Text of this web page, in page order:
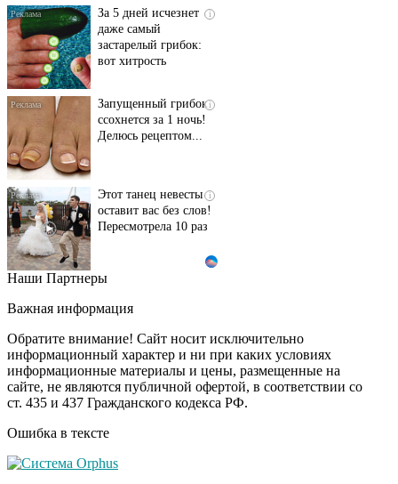
i
За 5 дней исчезнет
даже самый
застарелый грибок:
вот хитрость
i
Запущенный грибок
ссохнется за 1 ночь!
Делюсь рецептом...
i
Этот танец невесты
оставит вас без слов!
Пересмотрела 10 раз
Ролик длится пару
шоке от увиденного
i
Ролик из Омска: вы
будете смеяться долго
Ржу не переставая, это
Наши Партнеры
Важная информация
Обратите внимание! Сайт носит исключительно
информационный характер и ни при каких условиях
информационные материалы и цены, размещенные на
сайте, не являются публичной офертой, в соответствии со
ст. 435 и 437 Гражданского кодекса РФ.
Ошибка в тексте